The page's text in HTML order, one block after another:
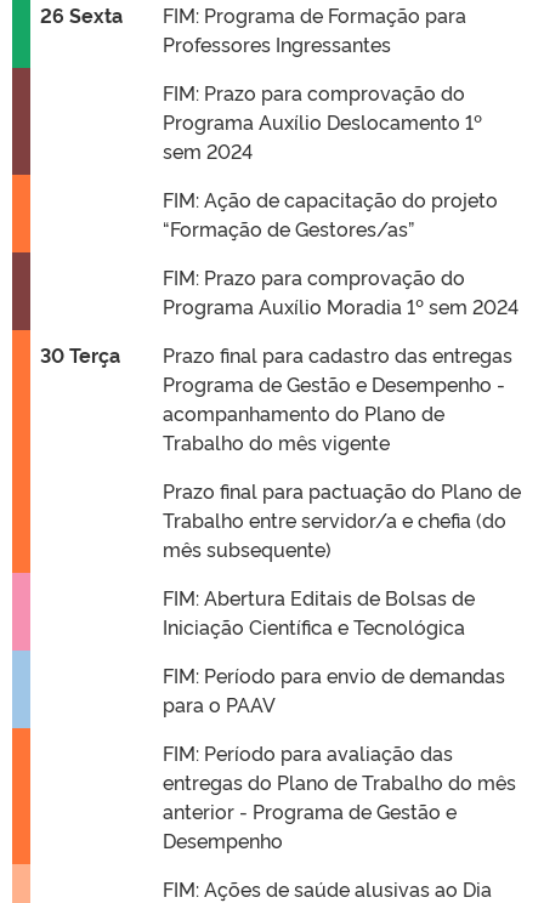
26 Sexta
FIM: Programa de Formação para
Professores Ingressantes
FIM: Prazo para comprovação do
Programa Auxílio Deslocamento 1º
sem 2024
FIM: Ação de capacitação do projeto
“Formação de Gestores/as”
FIM: Prazo para comprovação do
Programa Auxílio Moradia 1º sem 2024
30 Terça
Prazo final para cadastro das entregas
Programa de Gestão e Desempenho -
acompanhamento do Plano de
Trabalho do mês vigente
Prazo final para pactuação do Plano de
Trabalho entre servidor/a e chefia (do
mês subsequente)
FIM: Abertura Editais de Bolsas de
Iniciação Científica e Tecnológica
FIM: Período para envio de demandas
para o PAAV
FIM: Período para avaliação das
entregas do Plano de Trabalho do mês
anterior - Programa de Gestão e
Desempenho
FIM: Ações de saúde alusivas ao Dia